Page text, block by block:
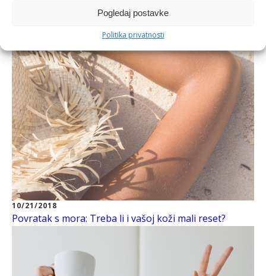
Pogledaj postavke
Politika privatnosti
10/21/2018
Povratak s mora: Treba li i vašoj koži mali reset?